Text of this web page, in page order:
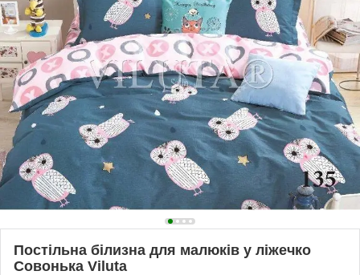
Постільна білизна для малюків у ліжечко
Совонька Viluta